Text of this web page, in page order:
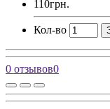
110грн.
Кол-во
0 отзывов0